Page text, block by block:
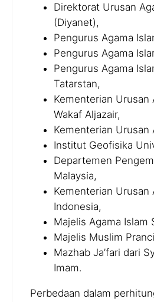
Direktorat Urusan
(Diyanet),
Pengurus Agama
Pengurus Agama
Pengurus Agama
Tatarstan,
Kementerian Urusan
Wakaf Aljazair,
Kementerian Urusan
Institut Geofisika
Departemen
Malaysia,
Kementerian Urusan
Indonesia,
Majelis Agama Islam
Majelis Muslim
Mazhab Ja’fari dari
Imam.
Perbedaan dalam